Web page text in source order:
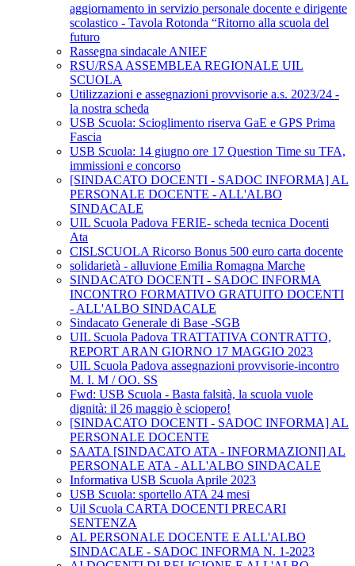
aggiornamento in servizio personale docente e dirigente
scolastico - Tavola Rotonda “Ritorno alla scuola del
futuro
Rassegna sindacale ANIEF
RSU/RSA ASSEMBLEA REGIONALE UIL
SCUOLA
Utilizzazioni e assegnazioni provvisorie a.s. 2023/24 -
la nostra scheda
USB Scuola: Scioglimento riserva GaE e GPS Prima
Fascia
USB Scuola: 14 giugno ore 17 Question Time su TFA,
immissioni e concorso
[SINDACATO DOCENTI - SADOC INFORMA] AL
PERSONALE DOCENTE - ALL'ALBO
SINDACALE
UIL Scuola Padova FERIE- scheda tecnica Docenti
Ata
CISLSCUOLA Ricorso Bonus 500 euro carta docente
solidarietà - alluvione Emilia Romagna Marche
SINDACATO DOCENTI - SADOC INFORMA
INCONTRO FORMATIVO GRATUITO DOCENTI
- ALL'ALBO SINDACALE
Sindacato Generale di Base -SGB
UIL Scuola Padova TRATTATIVA CONTRATTO,
REPORT ARAN GIORNO 17 MAGGIO 2023
UIL Scuola Padova assegnazioni provvisorie-incontro
M. I. M / OO. SS
Fwd: USB Scuola - Basta falsità, la scuola vuole
dignità: il 26 maggio è sciopero!
[SINDACATO DOCENTI - SADOC INFORMA] AL
PERSONALE DOCENTE
SAATA [SINDACATO ATA - INFORMAZIONI] AL
PERSONALE ATA - ALL'ALBO SINDACALE
Informativa USB Scuola Aprile 2023
USB Scuola: sportello ATA 24 mesi
Uil Scuola CARTA DOCENTI PRECARI
SENTENZA
AL PERSONALE DOCENTE E ALL'ALBO
SINDACALE - SADOC INFORMA N. 1-2023